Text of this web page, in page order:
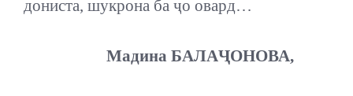
дониста, шукрона ба ҷо овард…
Мадина БАЛАҶОНОВА,